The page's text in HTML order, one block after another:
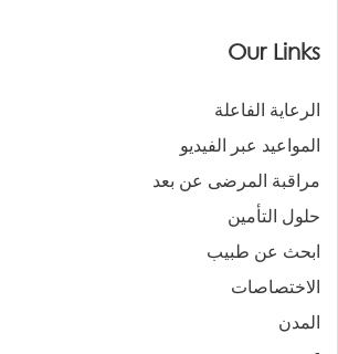
Our Links
الرعاية الفاعلة
المواعيد عبر الفيديو
مراقبة المرضى عن بعد
حلول التأمين
ابحث عن طبيب
الاختصاصات
المدن